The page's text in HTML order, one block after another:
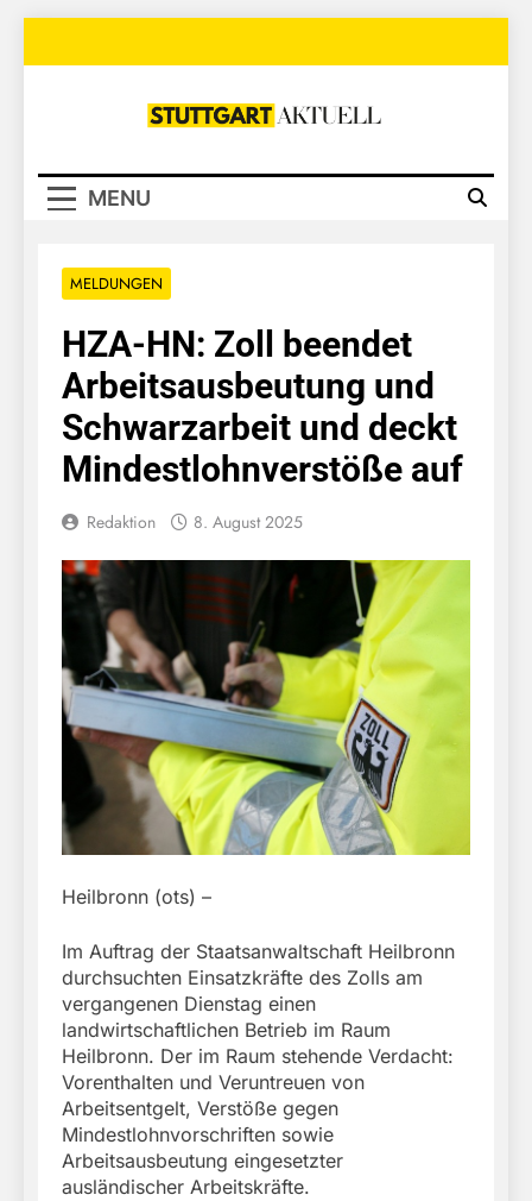
Stuttgart
MENU
MELDUNGEN
HZA-HN: Zoll beendet
Arbeitsausbeutung und
Schwarzarbeit und deckt
Mindestlohnverstöße auf
Redaktion 8. August 2025
Heilbronn (ots) –
Im Auftrag der Staatsanwaltschaft Heilbronn
durchsuchten Einsatzkräfte des Zolls am
vergangenen Dienstag einen
landwirtschaftlichen Betrieb im Raum
Heilbronn. Der im Raum stehende Verdacht:
Vorenthalten und Veruntreuen von
Arbeitsentgelt, Verstöße gegen
Mindestlohnvorschriften sowie
Arbeitsausbeutung eingesetzter
ausländischer Arbeitskräfte.